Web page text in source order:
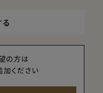
の方は
ください